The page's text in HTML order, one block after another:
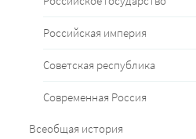
Российская империя
Советская республика
Современная Россия
Всеобщая история